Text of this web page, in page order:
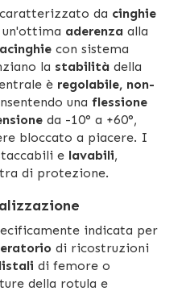
da cinghie
un'ottima aderenza alla
con sistema
la stabilità della
è regolabile, non-
una flessione
da -10° a +60°,
bloccato a piacere. I
e lavabili,
di protezione.
indicata per
di ricostruzioni
di femore o
della rotula e